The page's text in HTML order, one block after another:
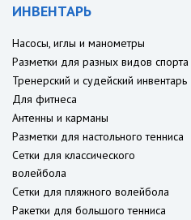
ИНВЕНТАРЬ
Насосы, иглы и манометры
Разметки для разных видов спорта
Тренерский и судейский инвентарь
Для фитнеса
Антенны и карманы
Разметки для настольного тенниса
Сетки для классического
волейбола
Сетки для пляжного волейбола
Ракетки для большого тенниса